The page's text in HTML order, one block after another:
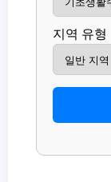
지역 유형